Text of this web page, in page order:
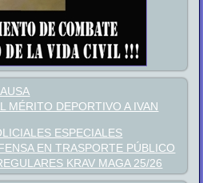
MÉRITO DEPORTIVO A IVAN
ESPECIALES
EN TRASPORTE PÚBLICO
KRAV MAGA 25/26